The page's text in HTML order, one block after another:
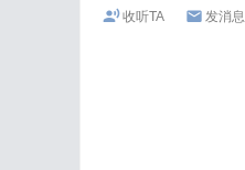
收听TA 发消息